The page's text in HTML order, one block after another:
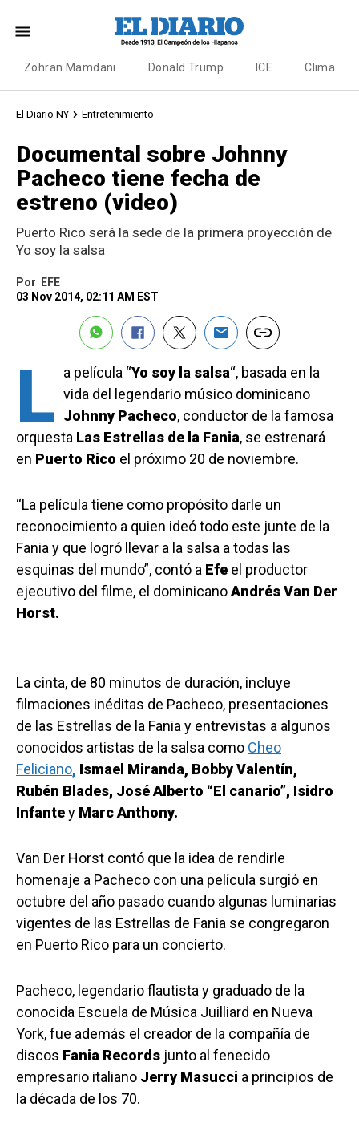
Zohran Mamdani Donald Trump ICE Clima
El Diario NY Entretenimiento
Documental sobre Johnny
Pacheco tiene fecha de
estreno (video)
Puerto Rico será la sede de la primera proyección de
Yo soy la salsa
Por
EFE
03 Nov 2014, 02:11 AM EST
L a película “Yo soy la salsa“, basada en la
vida del legendario músico dominicano
Johnny Pacheco, conductor de la famosa
orquesta Las Estrellas de la Fania, se estrenará
en Puerto Rico el próximo 20 de noviembre.
“La película tiene como propósito darle un
reconocimiento a quien ideó todo este junte de la
Fania y que logró llevar a la salsa a todas las
esquinas del mundo”, contó a Efe el productor
ejecutivo del filme, el dominicanoAndrés Van Der
Horst.
La cinta, de 80 minutos de duración, incluye
filmaciones inéditas de Pacheco, presentaciones
de las Estrellas de la Fania y entrevistas a algunos
conocidos artistas de la salsa como Cheo
Feliciano, Ismael Miranda, Bobby Valentín,
Rubén Blades, José Alberto “El canario”, Isidro
Infantey Marc Anthony.
Van Der Horst contó que la idea de rendirle
homenaje a Pacheco con una película surgió en
octubre del año pasado cuando algunas luminarias
vigentes de las Estrellas de Fania se congregaron
en Puerto Rico para un concierto.
Pacheco, legendario flautista y graduado de la
conocida Escuela de Música Juilliard en Nueva
York, fue además el creador de la compañía de
discos Fania Records junto al fenecido
empresario italiano Jerry Masucci a principios de
la década de los 70.